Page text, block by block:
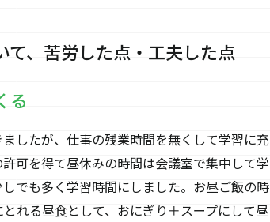
、苦労した点・工夫した点
る
したが、仕事の残業時間を無くして学習に充
可を得て昼休みの時間は会議室で集中して学
でも多く学習時間にしました。お昼ご飯の時
れる昼食として、おにぎり＋スープにして昼